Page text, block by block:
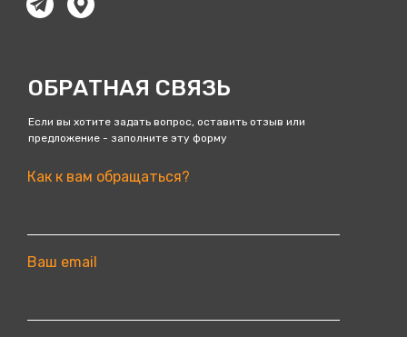
Как к вам обращаться?
Ваш email
ОБРАТНАЯ СВЯЗЬ
Если вы хотите задать вопрос, оставить отзыв или
предложение - заполните эту форму